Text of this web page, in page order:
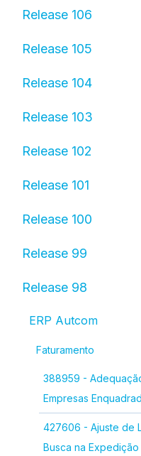
Release 106
Release 105
Release 104
Release 103
Release 102
Release 101
Release 100
Release 99
Release 98
ERP Autcom
Faturamento
388959 -
Empresas
427606 - Ajuste de
Busca na Expedição